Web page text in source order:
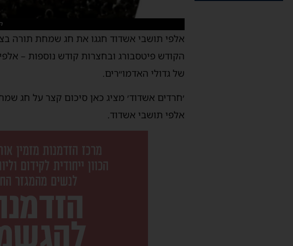
אלפי תושבי אשדוד חגגו את חג שמחת תורה
הקודש פיטסבורג ובחצרות קודש נוספות –
של גדולי האדמו״רים.
׳חרדים אשדוד׳ מציג כאן סיכום קצר על חג
אלפי תושבי אשדוד.